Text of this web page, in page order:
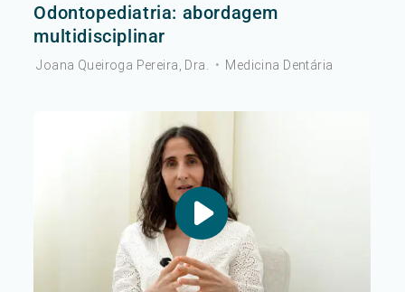
Odontopediatria: abordagem
multidisciplinar
Joana Queiroga Pereira, Dra. • Medicina Dentária